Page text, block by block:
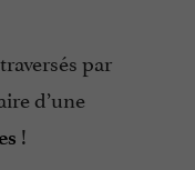
par
d’une
!